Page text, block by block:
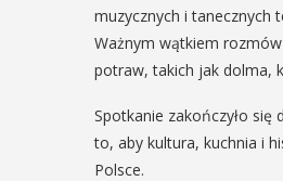
muzycznych i tanecznych
Ważnym wątkiem
potraw, takich jak dolma,
Spotkanie zakończyło się
to, aby kultura, kuchnia i
Polsce.